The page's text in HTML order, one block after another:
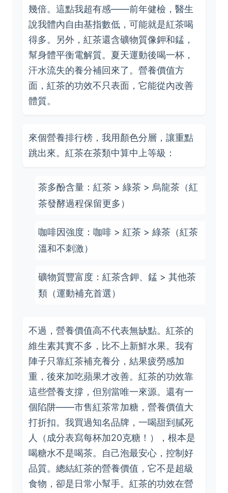
幾倍。這點我超有感——前年健檢，醫生
說我體內自由基指數低，可能就是紅茶喝
得多。另外，紅茶還含礦物質像鉀和錳，
幫身體平衡電解質。夏天運動後喝一杯，
汗水流失的養分補回來了。營養價值方
面，紅茶的功效不只表面，它能從內改善
體質。
來個營養排行榜，我用顏色分層，讓重點
跳出來。紅茶在茶類中算中上等級：
茶多酚含量：紅茶 > 綠茶 > 烏龍茶（紅
茶發酵過程保留更多）
咖啡因強度：咖啡 > 紅茶 > 綠茶（紅茶
溫和不刺激）
礦物質豐富度：紅茶含鉀、錳 > 其他茶
類（運動補充首選）
不過，營養價值高不代表無缺點。紅茶的
維生素其實不多，比不上新鮮水果。我有
陣子只靠紅茶補充養分，結果疲勞感加
重，後來加吃蘋果才改善。紅茶的功效靠
這些營養支撐，但別當唯一來源。還有一
個陷阱——市售紅茶常加糖，營養價值大
打折扣。我買過知名品牌，一喝甜到膩死
人（成分表寫每杯加20克糖！），根本是
喝糖水不是喝茶。自己泡最安心，控制好
品質。總結紅茶的營養價值，它不是超級
食物，卻是日常小幫手。紅茶的功效在營